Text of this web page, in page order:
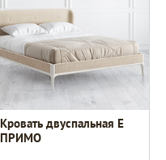
Кровать двуспальная E
ПРИМО